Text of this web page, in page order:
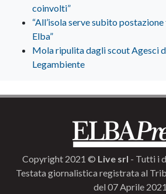
coinvolti”
“All’isola serve subito
Elba”
Mola ripulita dagli scout Agesci
Legambiente
Copyright 2021 © Live srl - Tutti i
Testata giornalistica registrata al
del 07 Aprile